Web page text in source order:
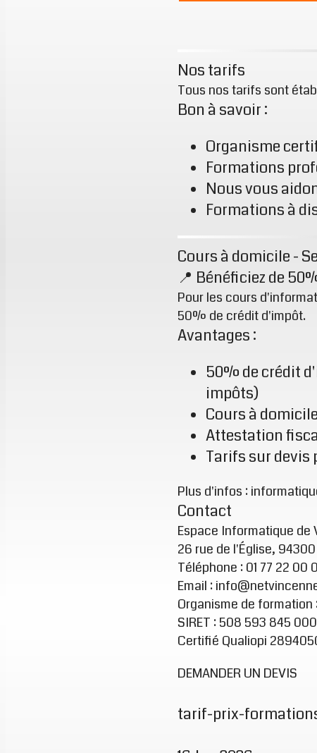
Nos tarifs
Tous nos tarifs sont
Bon à savoir :
Organisme
Formations
Nous vous
Formations à
Cours à domicile -
📍 Bénéficiez de
Pour les cours
50% de crédit d'impôt.
Avantages :
50% de crédit
impôts)
Cours à
Attestation
Tarifs sur devis
Plus d'infos :
Contact
Espace Informatique de
26 rue de l'Église,
Téléphone : 01 77 22
Email :
Organisme de formation
SIRET : 508 593 845
Certifié Qualiopi
DEMANDER UN DEVIS
tarif-prix-